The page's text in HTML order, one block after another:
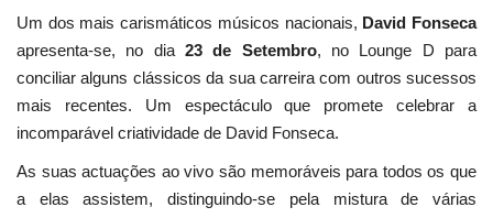
Um dos mais carismáticos músicos nacionais, David Fonseca
apresenta-se, no dia 23 de Setembro, no Lounge D para
conciliar alguns clássicos da sua carreira com outros sucessos
mais recentes. Um espectáculo que promete celebrar a
incomparável criatividade de David Fonseca.
As suas actuações ao vivo são memoráveis para todos os que
a elas assistem, distinguindo-se pela mistura de várias